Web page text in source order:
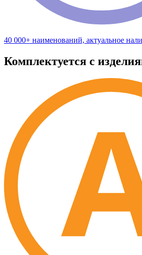
40 000+ наименований, актуальное
Комплектуется с